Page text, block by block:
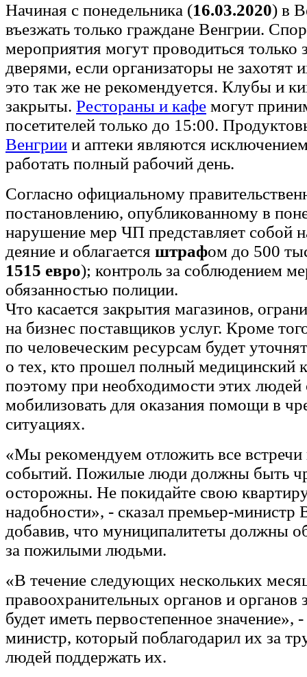
Начиная с понедельника (16.03.2020) в
въезжать только граждане Венгрии.
мероприятия могут проводиться только
дверями, если организаторы не захотят
это так же не рекомендуется. Клубы и
закрыты. Рестораны и кафе могут
посетителей только до 15:00.
Венгрии и аптеки являются
работать полный рабочий день.
Согласно официальному
постановлению, опубликованному в
нарушение мер ЧП представляет собой
деяние и облагается штрафом до 500
1515 евро); контроль за соблюдением
обязанностью полиции.
Что касается закрытия магазинов,
на бизнес поставщиков услуг. Кроме
по человеческим ресурсам будет
о тех, кто прошел полный медицинский
поэтому при необходимости этих людей
мобилизовать для оказания помощи в
ситуациях.
«Мы рекомендуем отложить все
событий. Пожилые люди должны быть
осторожны. Не покидайте свою
надобности», - сказал премьер-министр
добавив, что муниципалитеты должны
за пожилыми людьми.
«В течение следующих нескольких
правоохранительных органов и органов
будет иметь первостепенное значение»,
министр, который поблагодарил их за
людей поддержать их.